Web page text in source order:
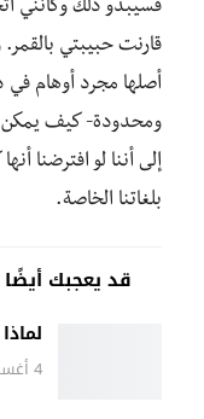
فسيبدو ذلك وكأنني
قارنت حبيبتي
أصلها مجرد أوهام
ومحدودة- كيف يمكن أن
إلى أننا لو افترضنا
بلغاتنا الخاصة.
قد يعجبك أيضًا
4 أغسطس 2026